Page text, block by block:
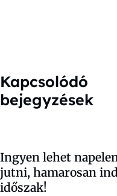
Kapcsolódó
bejegyzések
Ingyen lehet
jutni, hamarosan
időszak!